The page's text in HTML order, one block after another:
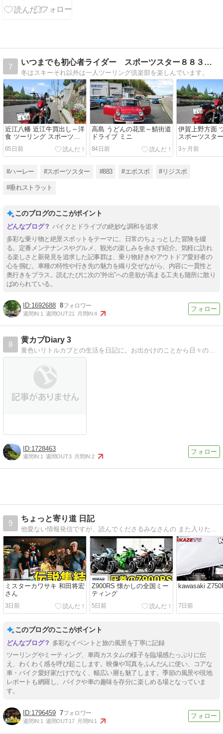
分に事は足り
7
いつまでも初心者ライダー スポーツスター８８３日記
冬はスキーそれ以外は一人ツーリング倶楽部を楽しんでいます。
近江八幡 近江牛買出し～洋
食 ツーリング スポーツス
65日前
高島 うどんの花里～鯖街道
ドライブ ミニ
84日前
伊賀上野方面
スポーツスター
3ヶ月前
#ハーレー #スポーツスター #883 #エボスポ #リジスポ
#垂れストラット
このブログのここがポイント
バイクとドライブの絶妙な調和を追求
多彩な乗り物と絶景スポットをテーマに、日常のちょっとした冒険を綴
る。定番メンテナンスやグルメ、観光の楽しみを余さず紹介。気軽に訪れ
る楽しさと新発見を追求した記事群は、乗り物好きやアウトドア愛好者の
心を掴む。車種の特性や行き先の魅力を織り交ぜながら、内容に一貫性と
奥行きをプラス。読むたびに次の“外出”への意欲が高まる工夫も随所に散り
ばめられている。
1692688 8
週間IN:1 週間OUT:21 月間IN:4
8
黄カブDiary 3
黄色いリトルカブとの生活を日記に。お出かけのことから日々の出来事まで。カフェカブや北海道への記録にも。
1728463
週間IN:1 週間OUT:3 月間IN:2
9
ちょっと寄り道 日記
他愛ない情報発信ですが、読んでくださるみなさんの また入りたくなるような、喫茶店、立ち飲み屋、ショットバー、 居酒屋、バイクショップ、カーショップ,おもちゃ屋…
ミスターカワサキ 和田将宏
さん
3日前
Z900RS 懐かしの全国ミー
ティング
5日前
kawasaki
7日前
このブログのここがポイント
多彩なイベントと旅の風景を丁寧に記録
ツーリングやミーティング、車両カスタムの様子を臨場感たっぷりに伝
え、わくわく感を呼び起こします。映像や写真をふんだんに使い、コアな
車・バイク愛好家だけでなく、幅広い層も魅了します。季節の風景や現地
レポートも網羅し、バイクや車の趣味を存分に楽しめる場となっていま
す。
1796459 7
週間IN:1 週間OUT:17 月間IN:1